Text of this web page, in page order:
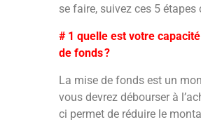
se faire, suivez ces 5 étapes
# 1 quelle est votre
de fonds ?
La mise de fonds est un
vous devrez débourser à
ci permet de réduire le